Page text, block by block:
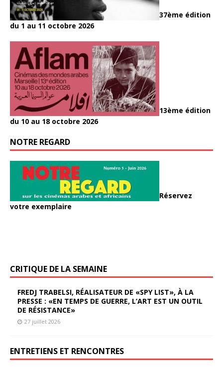
37ème édition
du 1 au 11 octobre 2026
13ème édition
du 10 au 18 octobre 2026
NOTRE REGARD
Réservez
votre exemplaire
CRITIQUE DE LA SEMAINE
FREDJ TRABELSI, RÉALISATEUR DE «SPY LIST», À LA
PRESSE : «EN TEMPS DE GUERRE, L’ART EST UN OUTIL
DE RÉSISTANCE»
27 juillet 2026
ENTRETIENS ET RENCONTRES